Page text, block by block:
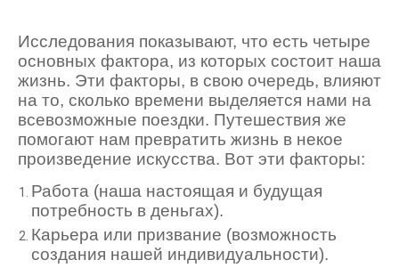
Исследования показывают, что есть четыре
основных фактора, из которых состоит наша
жизнь. Эти факторы, в свою очередь, влияют
на то, сколько времени выделяется нами на
всевозможные поездки. Путешествия же
помогают нам превратить жизнь в некое
произведение искусства. Вот эти факторы:
Работа (наша настоящая и будущая
потребность в деньгах).
Карьера или призвание (возможность
создания нашей индивидуальности).